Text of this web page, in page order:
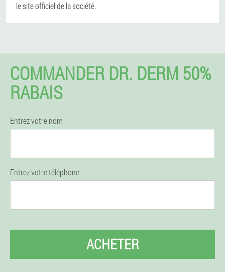
le site officiel de la société.
COMMANDER DR. DERM 50%
RABAIS
Entrez votre nom
Entrez votre téléphone
ACHETER